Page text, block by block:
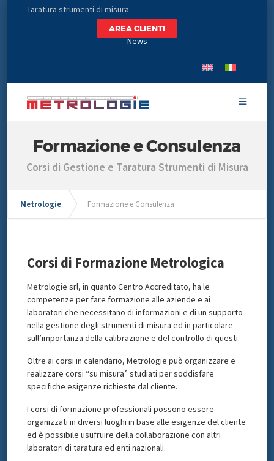
Taratura strumenti di misura
AREA CLIENTI
News
Formazione e Consulenza
Corsi di Gestione e Taratura Strumenti di Misura
Metrologie Formazione e Consulenza
Corsi di Formazione Metrologica
Metrologie srl, in quanto Centro Accreditato, ha le
competenze per fare formazione alle aziende e ai
laboratori che necessitano di informazioni e di un supporto
nella gestione degli strumenti di misura ed in particolare
sull’importanza della calibrazione e del controllo di questi.
Oltre ai corsi in calendario, Metrologie può organizzare e
realizzare corsi “su misura” studiati per soddisfare
specifiche esigenze richieste dal cliente.
I corsi di formazione professionali possono essere
organizzati in diversi luoghi in base alle esigenze del cliente
ed è possibile usufruire della collaborazione con altri
laboratori di taratura ed enti nazionali.